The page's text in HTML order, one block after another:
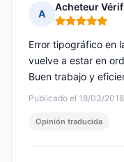
A
Acheteur
Nota: 5 de 5
Publicado el 18/03/
Error tipográfico en
vuelve a estar en
Buen trabajo y
Opinión traducida